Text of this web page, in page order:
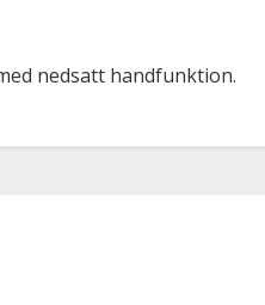
nedsatt handfunktion.